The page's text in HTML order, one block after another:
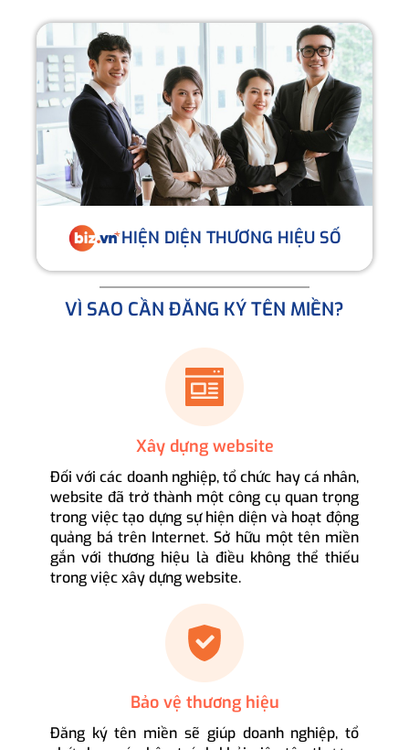
HIỆN DIỆN THƯƠNG HIỆU SỐ
VÌ SAO CẦN ĐĂNG KÝ TÊN MIỀN?
Xây dựng website
Đối với các doanh nghiệp, tổ chức hay cá nhân,
website đã trở thành một công cụ quan trọng
trong việc tạo dựng sự hiện diện và hoạt động
quảng bá trên Internet. Sở hữu một tên miền
gắn với thương hiệu là điều không thể thiếu
trong việc xây dựng website.
Bảo vệ thương hiệu
Đăng ký tên miền sẽ giúp doanh nghiệp, tổ